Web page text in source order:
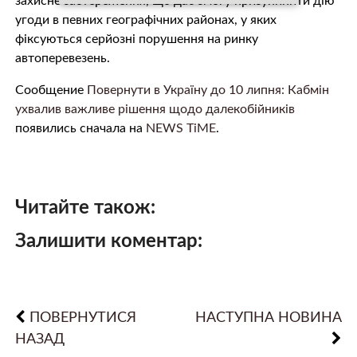
угоди в певних географічних районах, у яких
фіксуються серйозні порушення на ринку
автоперевезень.
Сообщение Повернути в Україну до 10 липня: Кабмін
ухвалив важливе рішення щодо далекобійників
появились сначала на NEWS TiME.
Читайте також:
Залишити коментар:
ПОВЕРНУТИСЯ
НАЗАД
НАСТУПНА НОВИНА